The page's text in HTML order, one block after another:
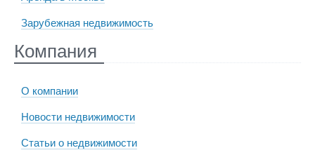
Зарубежная недвижимость
Компания
О компании
Новости недвижимости
Статьи о недвижимости